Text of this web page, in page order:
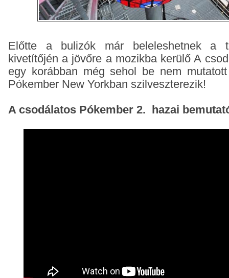
Előtte a bulizók már beleleshetnek a
kivetítőjén a jövőre a mozikba kerülő A
egy korábban még sehol be nem
Pókember New Yorkban szilveszterezik!
A csodálatos Pókember 2. hazai